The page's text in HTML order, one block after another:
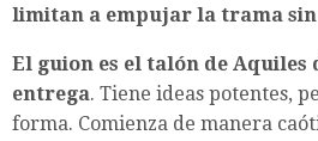
limitan a empujar la trama sin
El guion es el talón de Aquiles
entrega. Tiene ideas potentes,
forma. Comienza de manera